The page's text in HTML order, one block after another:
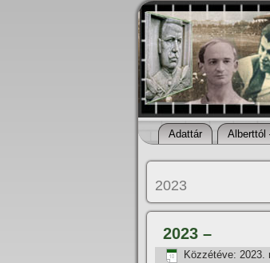
Adattár Alberttól
2023
2023 –
Közzétéve: 2023.